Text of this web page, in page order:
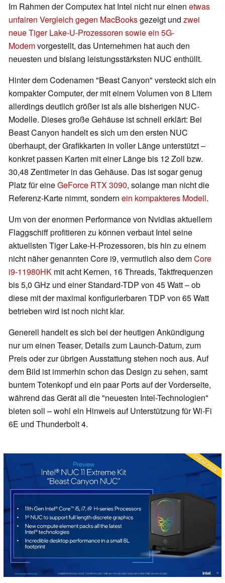
Im Rahmen der Computex hat Intel nicht nur einen etwas
unfairen Vergleich gegen MacBooksgezeigt und zwei
neue Tiger Lake-U-Prozessoren sowie ein 5G-
Modemvorgestellt, das Unternehmen hat auch den
neuesten und bislang leistungsstärksten NUC enthüllt.
Hinter dem Codenamen "Beast Canyon" versteckt sich ein
kompakter Computer, der mit einem Volumen von 8 Litern
allerdings deutlich größer ist als alle bisherigen NUC-
Modelle. Dieses große Gehäuse ist schnell erklärt: Bei
Beast Canyon handelt es sich um den ersten NUC
überhaupt, der Grafikkarten in voller Länge unterstützt –
konkret passen Karten mit einer Länge bis 12 Zoll bzw.
30,48 Zentimeter in das Gehäuse. Das ist sogar genug
Platz für eineGeForce RTX 3090, solange man nicht die
Referenz-Karte nimmt, sondern ein kompakteres Modell.
Um von der enormen Performance von Nvidias aktuellem
Flaggschiff profitieren zu können verbaut Intel seine
aktuellsten Tiger Lake-H-Prozessoren, bis hin zu einem
nicht näher genannten Core i9, vermutlich also demCore
i9-11980HK mit acht Kernen, 16 Threads, Taktfrequenzen
bis 5,0 GHz und einer Standard-TDP von 45 Watt – ob
diese mit der maximal konfigurierbaren TDP von 65 Watt
betrieben wird ist noch nicht klar.
Generell handelt es sich bei der heutigen Ankündigung
nur um einen Teaser, Details zum Launch-Datum, zum
Preis oder zur übrigen Ausstattung stehen noch aus. Auf
dem Bild ist immerhin schon das Design zu sehen, samt
buntem Totenkopf und ein paar Ports auf der Vorderseite,
während das Gerät all die "neuesten Intel-Technologien"
bieten soll – wohl ein Hinweis auf Unterstützung für Wi-Fi
6E und Thunderbolt 4.